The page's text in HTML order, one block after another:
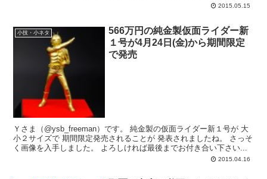
2015.05.15
小技・小ネタ
566万円の純金製仮面ライダー新
１号が4月24日(金)から期間限定
で発売
Ｙさま（@ysb_freeman）です。 純金製の仮面ライダー新１号が 大
小２サイズで 期間限定発売されることが 発表されましたね。 さっそ
く画像を入手しました。 よろしければ最後までお付き合い下さい...
2015.04.16